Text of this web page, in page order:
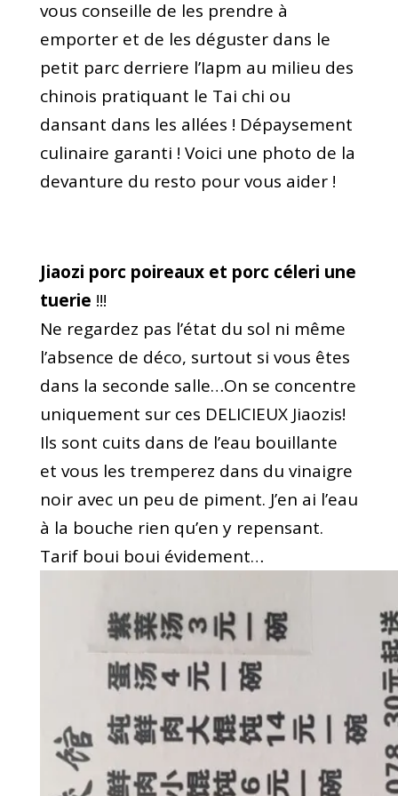
vous conseille de les prendre à
emporter et de les déguster dans le
petit parc derriere l’Iapm au milieu des
chinois pratiquant le Tai chi ou
dansant dans les allées ! Dépaysement
culinaire garanti ! Voici une photo de la
devanture du resto pour vous aider !
Jiaozi porc poireaux et porc céleri une
tuerie !!!
Ne regardez pas l’état du sol ni même
l’absence de déco, surtout si vous êtes
dans la seconde salle…On se concentre
uniquement sur ces DELICIEUX Jiaozis!
Ils sont cuits dans de l’eau bouillante
et vous les tremperez dans du vinaigre
noir avec un peu de piment. J’en ai l’eau
à la bouche rien qu’en y repensant.
Tarif boui boui évidement…